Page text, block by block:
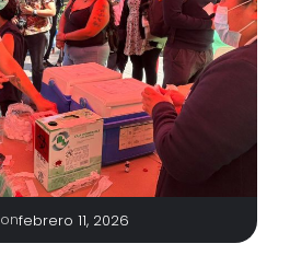
onfebrero 11, 2026